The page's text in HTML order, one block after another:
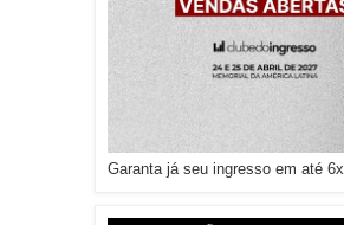
Garanta já seu ingresso em até 6x